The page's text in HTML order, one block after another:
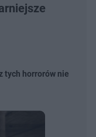
tych horrorów nie